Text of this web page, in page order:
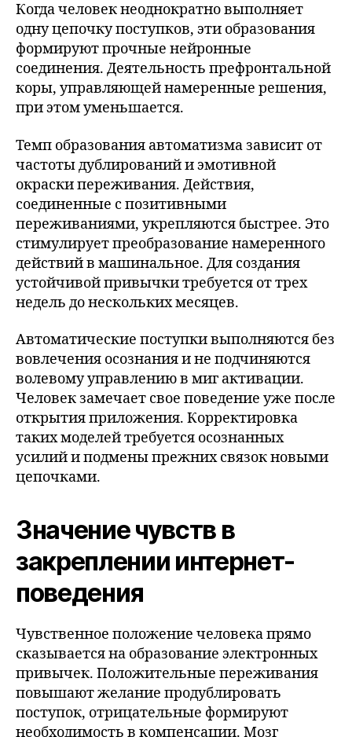
Когда человек неоднократно выполняет
одну цепочку поступков, эти образования
формируют прочные нейронные
соединения. Деятельность префронтальной
коры, управляющей намеренные решения,
при этом уменьшается.
Темп образования автоматизма зависит от
частоты дублирований и эмотивной
окраски переживания. Действия,
соединенные с позитивными
переживаниями, укрепляются быстрее. Это
стимулирует преобразование намеренного
действий в машинальное. Для создания
устойчивой привычки требуется от трех
недель до нескольких месяцев.
Автоматические поступки выполняются без
вовлечения осознания и не подчиняются
волевому управлению в миг активации.
Человек замечает свое поведение уже после
открытия приложения. Корректировка
таких моделей требуется осознанных
усилий и подмены прежних связок новыми
цепочками.
Значение чувств в
закреплении интернет-
поведения
Чувственное положение человека прямо
сказывается на образование электронных
привычек. Положительные переживания
повышают желание продублировать
поступок, отрицательные формируют
необходимость в компенсации. Мозг